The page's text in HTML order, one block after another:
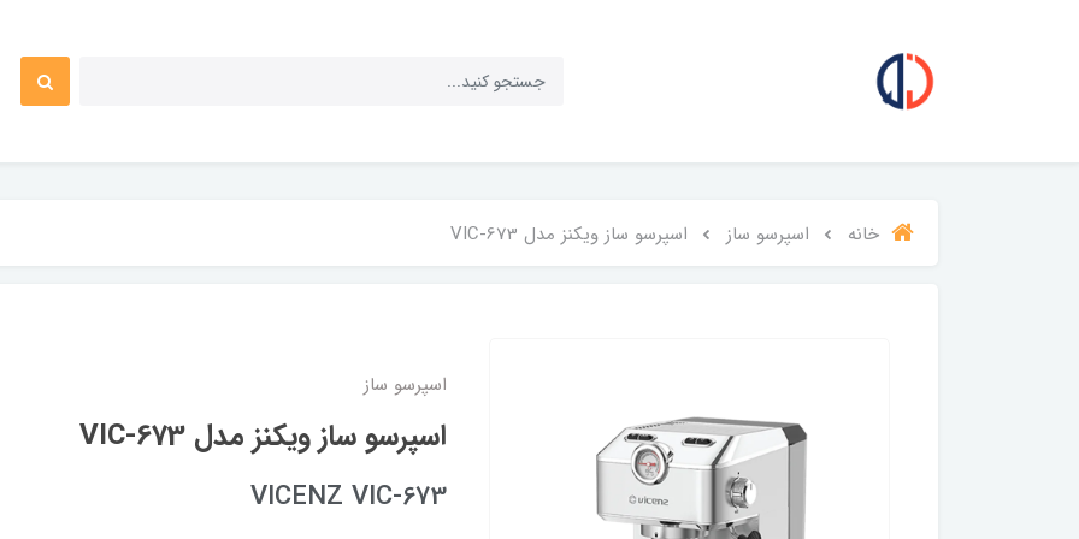
خانه اسپرسو ساز اسپرسو ساز ویکنز مدل VIC-673
اسپرسو ساز
اسپرسو ساز ویکنز مدل VIC-673
VICENZ VIC-673